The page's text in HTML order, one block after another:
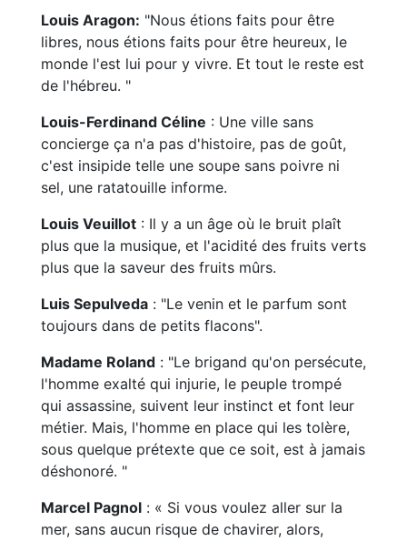
Louis Aragon: "Nous étions faits pour être
libres, nous étions faits pour être heureux, le
monde l'est lui pour y vivre. Et tout le reste est
de l'hébreu. "
Louis-Ferdinand Céline : Une ville sans
concierge ça n'a pas d'histoire, pas de goût,
c'est insipide telle une soupe sans poivre ni
sel, une ratatouille informe.
Louis Veuillot : Il y a un âge où le bruit plaît
plus que la musique, et l'acidité des fruits verts
plus que la saveur des fruits mûrs.
Luis Sepulveda : "Le venin et le parfum sont
toujours dans de petits flacons".
Madame Roland : "Le brigand qu'on persécute,
l'homme exalté qui injurie, le peuple trompé
qui assassine, suivent leur instinct et font leur
métier. Mais, l'homme en place qui les tolère,
sous quelque prétexte que ce soit, est à jamais
déshonoré. "
Marcel Pagnol : « Si vous voulez aller sur la
mer, sans aucun risque de chavirer, alors,